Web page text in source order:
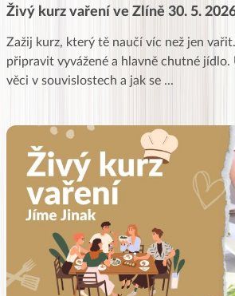
Živý kurz vaření ve Zlíně 30. 5.
Zažij kurz, který tě naučí víc než jen
připravit vyvážené a hlavně chutné jídlo.
věci v souvislostech a jak se ...